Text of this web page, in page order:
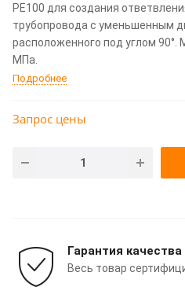
PE100 для создания
трубопровода с уменьшенным
расположенного под углом
МПа.
Подробнее
Запрос цены
Гарантия качества
Весь товар